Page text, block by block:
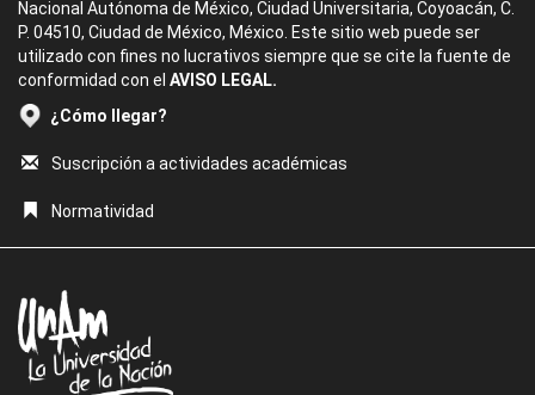
Nacional Autónoma de México, Ciudad Universitaria, Coyoacán, C.
P. 04510, Ciudad de México, México. Este sitio web puede ser
utilizado con fines no lucrativos siempre que se cite la fuente de
conformidad con el AVISO LEGAL.
¿Cómo llegar?
Suscripción a actividades académicas
Normatividad